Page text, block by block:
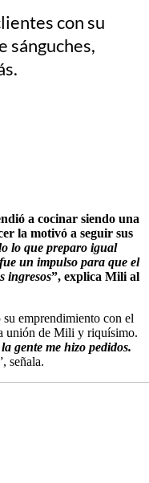
con su
sánguches,
a cocinar siendo una
la motivó a seguir sus
lo que preparo igual
un impulso para que el
ingresos”, explica Mili al
emprendimiento con el
unión de Mili y riquísimo.
gente me hizo pedidos.
señala.